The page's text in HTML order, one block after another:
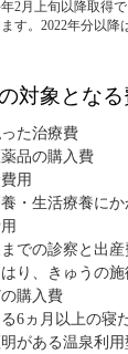
2月上旬以降取得で
す。2022年分以
対象となる
た治療費
品の購入費
用
・生活療養に
での診察と出産
り、きゅうの施
購入費
6ヵ月以上の寝
がある温泉利